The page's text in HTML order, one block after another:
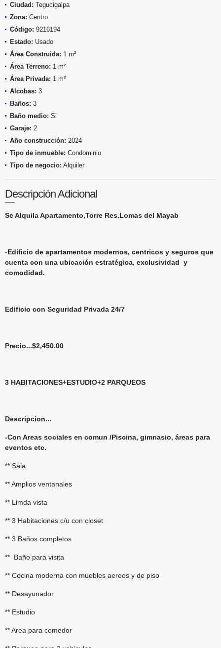
Ciudad: Tegucigalpa
Zona: Centro
Código: 9216194
Estado: Usado
Área Construida: 1 m²
Área Terreno: 1 m²
Área Privada: 1 m²
Alcobas: 3
Baños: 3
Baño medio: Si
Garaje: 2
Año construcción: 2024
Tipo de inmueble: Condominio
Tipo de negocio: Alquiler
Descripción Adicional
Se Alquila Apartamento,Torre Res.Lomas del Mayab
-Edificio de apartamentos modernos, centricos y seguros que
cuenta con una ubicación estratégica, exclusividad y
comodidad.
Edificio con Seguridad Privada 24/7
Precio...$2,450.00
3 HABITACIONES+ESTUDIO+2 PARQUEOS
Descripcion...
-Con Areas sociales en comun /Piscina, gimnasio, áreas para
eventos etc.
** Sala
** Amplios ventanales
** Limda vista
** 3 Habitaciones c/u con closet
** 3 Baños completos
** Baño para visita
** Cocina moderna con muebles aereos y de piso
** Desayunador
** Estudio
** Area para comedor